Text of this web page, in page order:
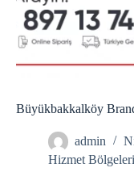
Büyükbakkalköy
admin
Hizmet